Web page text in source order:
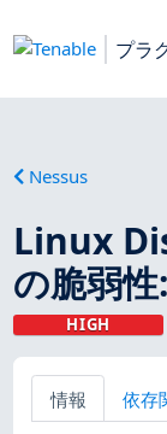
プラ
Nessus
Linux
の脆弱
HIGH
情報 依存